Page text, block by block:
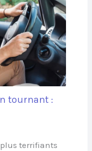
tournant :
plus terrifiants